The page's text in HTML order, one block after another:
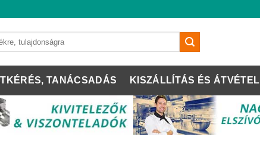
TANÁCSADÁS KISZÁLLÍTÁS ÉS ÁTVÉTEL